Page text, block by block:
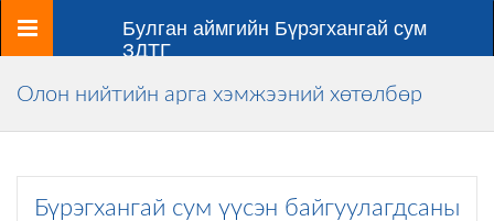
Цэс
Булган аймгийн Бүрэгхангай сум
ЗДТГ
Олон нийтийн арга хэмжээний хөтөлбөр
Бүрэгхангай сум үүсэн байгуулагдсаны